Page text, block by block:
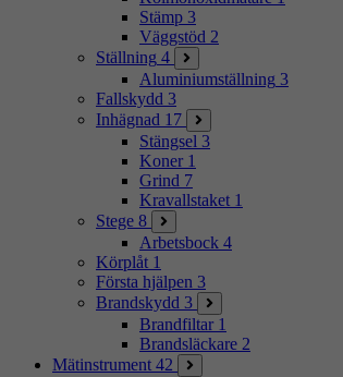
Stämp 3
Väggstöd 2
Ställning 4
Aluminiumställning 3
Fallskydd 3
Inhägnad 17
Stängsel 3
Koner 1
Grind 7
Kravallstaket 1
Stege 8
Arbetsbock 4
Körplåt 1
Första hjälpen 3
Brandskydd 3
Brandfiltar 1
Brandsläckare 2
Mätinstrument 42